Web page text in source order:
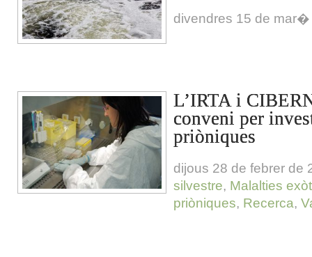
divendres 15 de
L’IRTA i
conveni per
priòniques
dijous 28 de febrer de
silvestre, Malalties
priòniques, Recerca,